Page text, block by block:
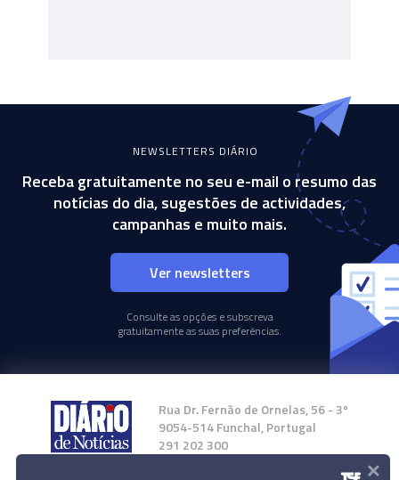
NEWSLETTERS DIÁRIO
Receba gratuitamente no seu e-mail o resumo das
notícias do dia, sugestões de actividades,
campanhas e muito mais.
Ver newsletters
Consulte as opções e subscreva
gratuitamente as suas preferências.
Rua Dr. Fernão de Ornelas, 56 - 3º
9054-514 Funchal, Portugal
291 202 300
×